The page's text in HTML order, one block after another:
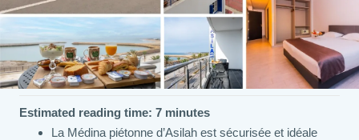
Estimated reading time: 7 minutes
La Médina piétonne d’Asilah est sécurisée et idéale